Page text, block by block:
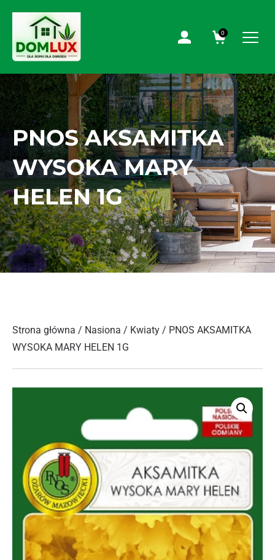
0
PNOS AKSAMITKA
WYSOKA MARY
HELEN 1G
Strona główna / Nasiona / Kwiaty / PNOS AKSAMITKA
WYSOKA MARY HELEN 1G